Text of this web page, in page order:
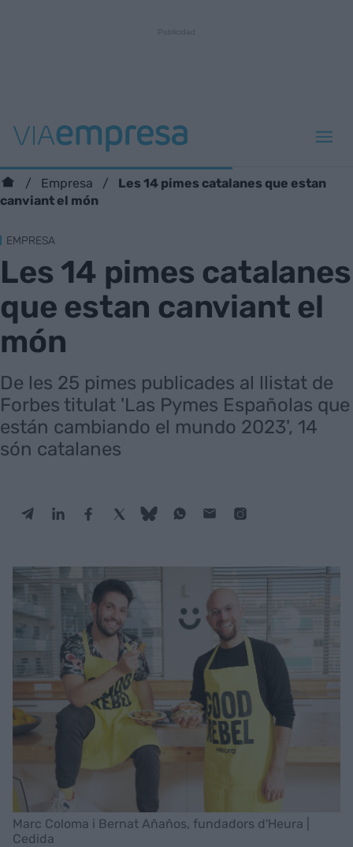
Empresa
Les 14 pimes catalanes que estan
canviant el món
EMPRESA
Les 14 pimes catalanes
que estan canviant el
món
De les 25 pimes publicades al llistat de
Forbes titulat 'Las Pymes Españolas que
están cambiando el mundo 2023', 14
són catalanes
Marc Coloma i Bernat Añaños, fundadors d'Heura |
Cedida